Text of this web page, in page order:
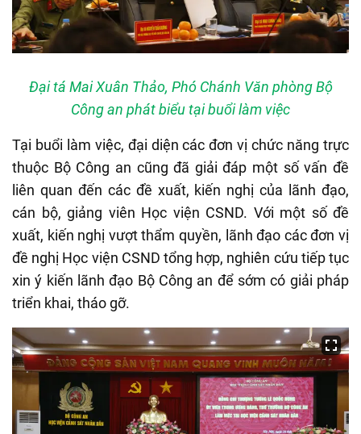
Đại tá Mai Xuân Thảo, Phó Chánh Văn phòng Bộ
Công an phát biểu tại buổi làm việc
Tại buổi làm việc, đại diện các đơn vị chức năng trực
thuộc Bộ Công an cũng đã giải đáp một số vấn đề
liên quan đến các đề xuất, kiến nghị của lãnh đạo,
cán bộ, giảng viên Học viện CSND. Với một số đề
xuất, kiến nghị vượt thẩm quyền, lãnh đạo các đơn vị
đề nghị Học viện CSND tổng hợp, nghiên cứu tiếp tục
xin ý kiến lãnh đạo Bộ Công an để sớm có giải pháp
triển khai, tháo gỡ.